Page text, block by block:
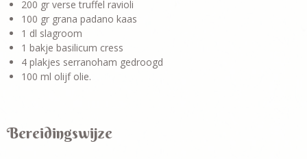
200 gr verse truffel ravioli
100 gr grana padano kaas
1 dl slagroom
1 bakje basilicum cress
4 plakjes serranoham gedroogd
100 ml olijf olie.
Bereidingswijze